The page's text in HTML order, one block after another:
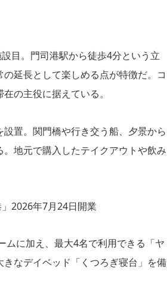
目。門司港駅から徒歩4分という立
延長として楽しめる点が特徴だ。コ
の主役に据えている。
置。関門橋や行き交う船、夕景から
地元で購入したテイクアウトや飲み
ムに加え、最大4名で利用できる「ヤ
なデイベッド「くつろぎ寝台」を備